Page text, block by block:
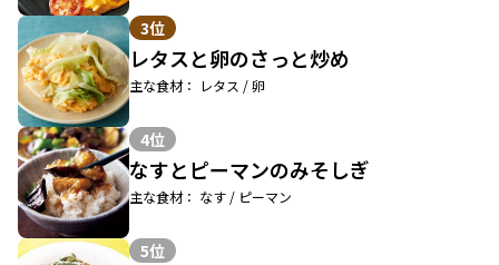
3位
レタスと卵のさっと炒め
主な食材： レタス / 卵
4位
なすとピーマンのみそしぎ
主な食材： なす / ピーマン
5位